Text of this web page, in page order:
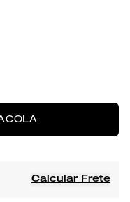
Calcular Frete